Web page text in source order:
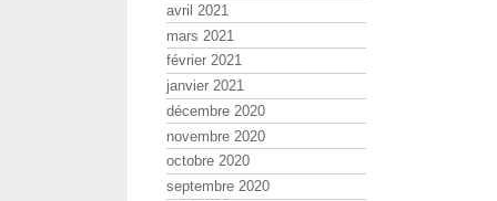
avril 2021
mars 2021
février 2021
janvier 2021
décembre 2020
novembre 2020
octobre 2020
septembre 2020